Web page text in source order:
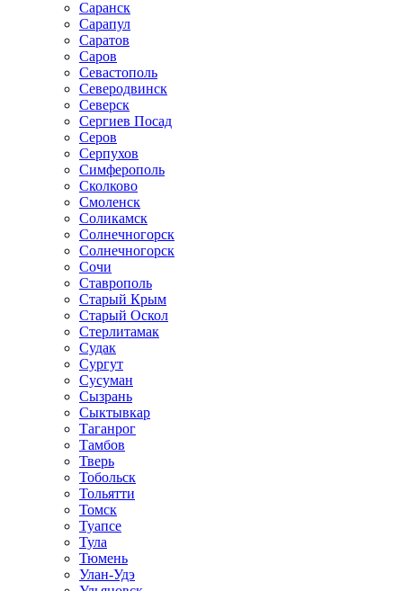
Саранск
Сарапул
Саратов
Саров
Севастополь
Северодвинск
Северск
Сергиев Посад
Серов
Серпухов
Симферополь
Сколково
Смоленск
Соликамск
Солнечногорск
Солнечногорск
Сочи
Ставрополь
Старый Крым
Старый Оскол
Стерлитамак
Судак
Сургут
Сусуман
Сызрань
Сыктывкар
Таганрог
Тамбов
Тверь
Тобольск
Тольятти
Томск
Туапсе
Тула
Тюмень
Улан-Удэ